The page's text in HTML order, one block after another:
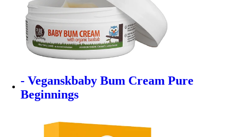
- Veganskbaby Bum Cream Pure
Beginnings